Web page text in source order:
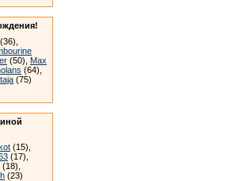
(36),
(50), Max
(64),
(75)
(15),
(17),
(18),
(23)